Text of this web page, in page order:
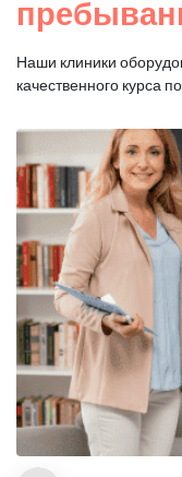
Наши клиники
качественного курса